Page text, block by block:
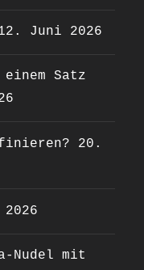
Juni 2026
Satz
20.
Nudel mit